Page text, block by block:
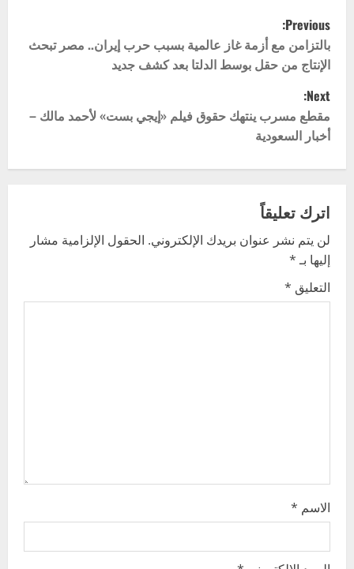
P
o
s
t
n
v
i
g
Previous:
بالتزامن مع أزمة غاز عالمية بسبب حرب إيران.. مصر تبحث
الإنتاج من حقل بوسط الدلتا بعد كشف جديد
Next:
مقطع مسرب ينتهك حقوق فيلم «إيجي بست» لأحمد مالك –
أخبار السعودية
اترك تعليقاً
لن يتم نشر عنوان بريدك الإلكتروني. الحقول الإلزامية مشار
إليها بـ*
التعليق *
الاسم *